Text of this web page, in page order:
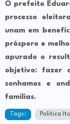
O prefeito
processo
unam em
próspero e
apurado o
objetivo: fazer
sonhamos e
famílias.
Tags: Politica